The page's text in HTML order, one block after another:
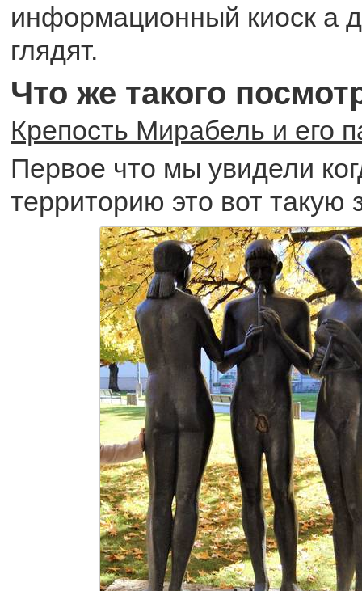
информационный киоск а
глядят.
Что же такого
Крепость Мирабель и его
Первое что мы увидели
территорию это вот такую